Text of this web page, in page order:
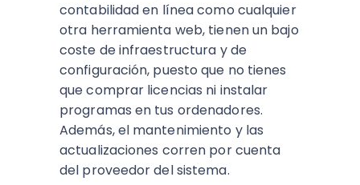
contabilidad en línea como cualquier
otra herramienta web, tienen un bajo
coste de infraestructura y de
configuración, puesto que no tienes
que comprar licencias ni instalar
programas en tus ordenadores.
Además, el mantenimiento y las
actualizaciones corren por cuenta
del proveedor del sistema.